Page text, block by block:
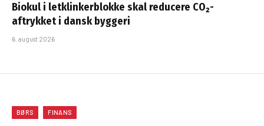
Biokul i letklinkerblokke skal reducere CO₂-
aftrykket i dansk byggeri
6. august 2026
BØRS FINANS